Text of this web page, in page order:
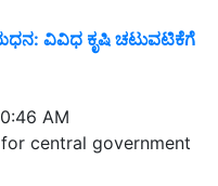
ವಿವಿಧ ಕೃಷಿ ಚಟುವಟಿಕೆಗೆ
AM
central government